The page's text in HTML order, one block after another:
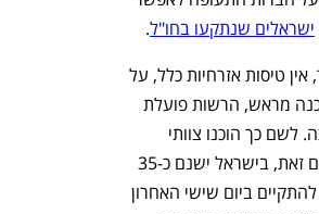
ישראלים שנתקעו בחו"ל.